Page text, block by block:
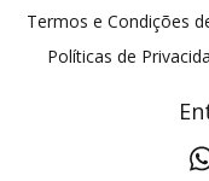
Termos e Condições
Políticas de